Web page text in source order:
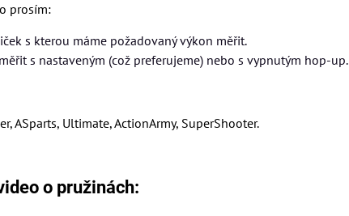
prosím:
s kterou máme požadovaný výkon měřit.
s nastaveným (což preferujeme) nebo s vypnutým hop-up.
ASparts, Ultimate, ActionArmy, SuperShooter.
o pružinách: